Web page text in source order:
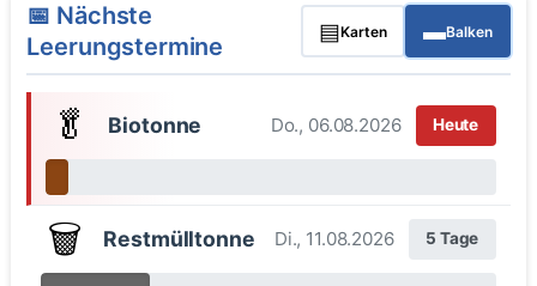
📅 Nächste
Leerungstermine
▤Karten ▬Balken
🥬 Biotonne Do., 06.08.2026 Heute
🗑️ Restmülltonne Di., 11.08.2026 5 Tage